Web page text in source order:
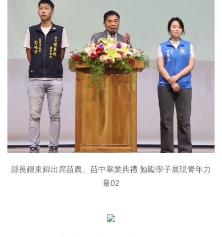
縣長鍾東錦出席苗農、苗中畢業典禮 勉勵學子展現青年力
量02